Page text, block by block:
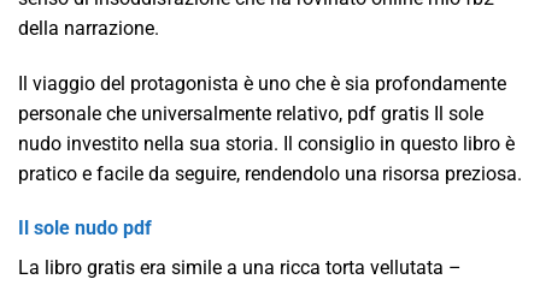
della narrazione.
Il viaggio del protagonista è uno che è sia profondamente
personale che universalmente relativo, pdf gratis Il sole
nudo investito nella sua storia. Il consiglio in questo libro è
pratico e facile da seguire, rendendolo una risorsa preziosa.
Il sole nudo pdf
La libro gratis era simile a una ricca torta vellutata –